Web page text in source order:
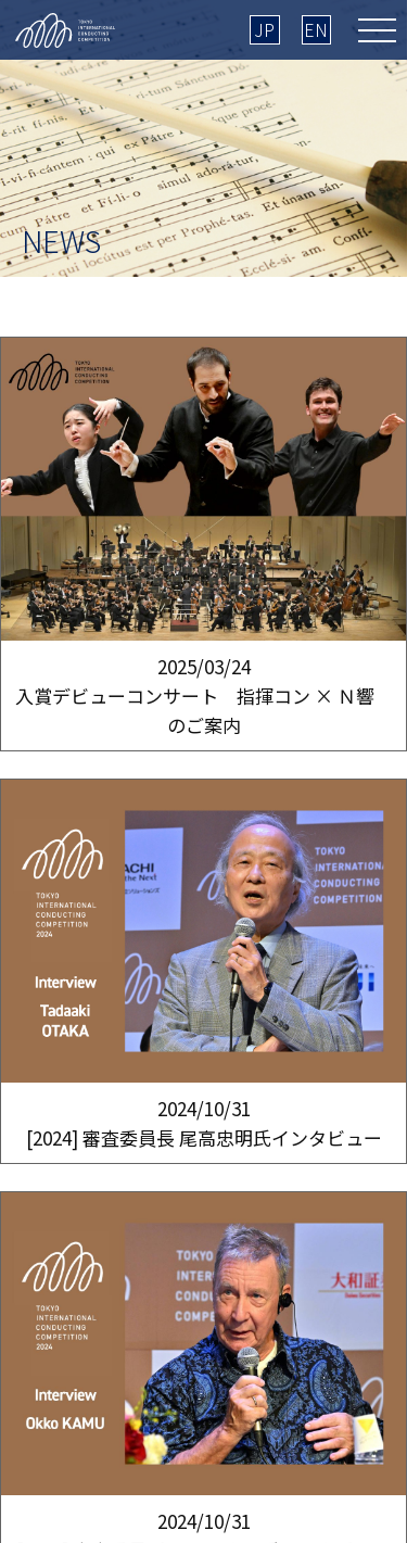
JP EN
NEWS
2025/03/24
入賞デビューコンサート 指揮コン × Ｎ響
のご案内
2024/10/31
[2024] 審査委員長 尾高忠明氏インタビュー
2024/10/31